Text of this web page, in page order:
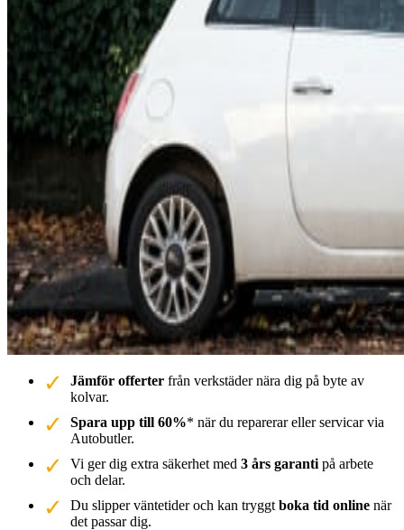
Jämför offerter från verkstäder nära dig på byte av
kolvar.
Spara upp till 60%* när du reparerar eller servicar via
Autobutler.
Vi ger dig extra säkerhet med 3 års garanti på arbete
och delar.
Du slipper väntetider och kan tryggt boka tid online när
det passar dig.